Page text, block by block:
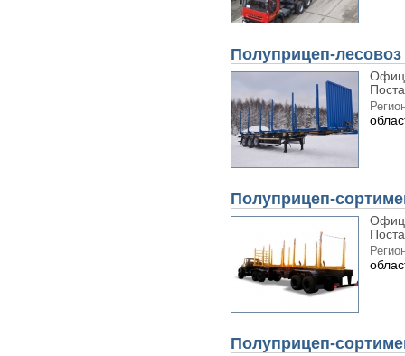
Полуприцеп-лесовоз
Полуприцеп-
Полуприцеп-